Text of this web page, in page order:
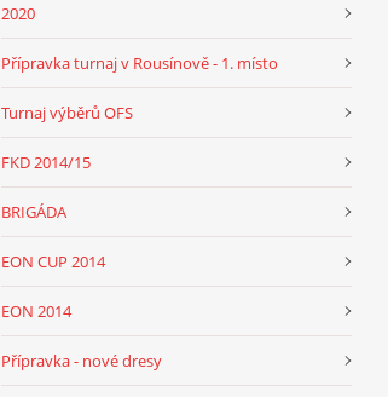
2020
Přípravka turnaj v Rousínově - 1. místo
Turnaj výběrů OFS
FKD 2014/15
BRIGÁDA
EON CUP 2014
EON 2014
Přípravka - nové dresy